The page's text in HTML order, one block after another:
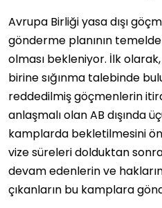
Avrupa Birliği yasa dışı
gönderme planının
olması bekleniyor. İlk
birine sığınma talebinde
reddedilmiş göçmenlerin
anlaşmalı olan AB dışında
kamplarda bekletilmesini
vize süreleri dolduktan
devam edenlerin ve
çıkanların bu kamplara